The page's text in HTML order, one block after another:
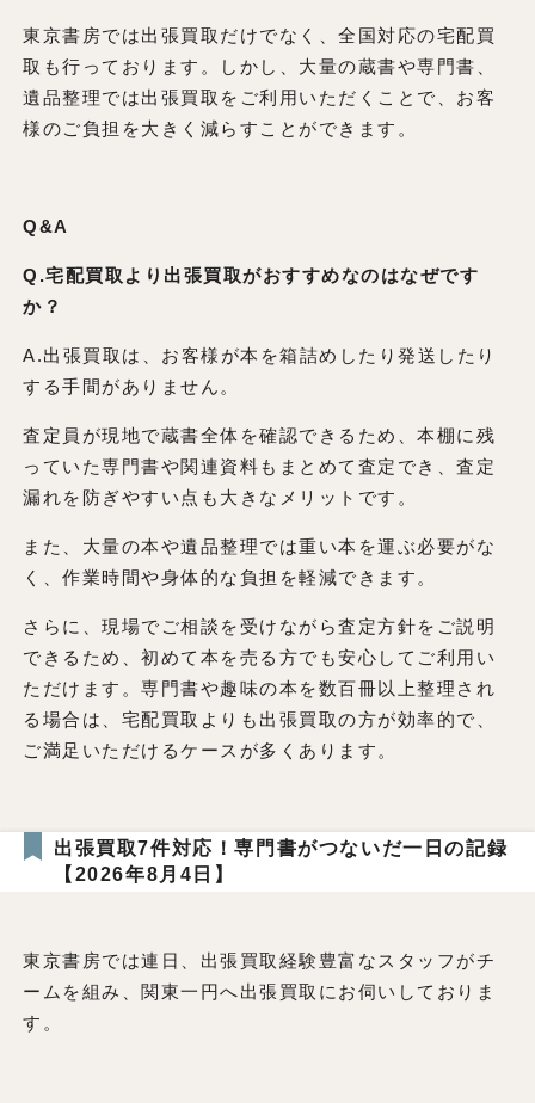
東京書房では出張買取だけでなく、全国対応の宅配買
取も行っております。しかし、大量の蔵書や専門書、
遺品整理では出張買取をご利用いただくことで、お客
様のご負担を大きく減らすことができます。
Q&A
Q.宅配買取より出張買取がおすすめなのはなぜです
か？
A.出張買取は、お客様が本を箱詰めしたり発送したり
する手間がありません。
査定員が現地で蔵書全体を確認できるため、本棚に残
っていた専門書や関連資料もまとめて査定でき、査定
漏れを防ぎやすい点も大きなメリットです。
また、大量の本や遺品整理では重い本を運ぶ必要がな
く、作業時間や身体的な負担を軽減できます。
さらに、現場でご相談を受けながら査定方針をご説明
できるため、初めて本を売る方でも安心してご利用い
ただけます。専門書や趣味の本を数百冊以上整理され
る場合は、宅配買取よりも出張買取の方が効率的で、
ご満足いただけるケースが多くあります。
出張買取7件対応！専門書がつないだ一日の記録
【2026年8月4日】
東京書房では連日、出張買取経験豊富なスタッフがチ
ームを組み、関東一円へ出張買取にお伺いしておりま
す。